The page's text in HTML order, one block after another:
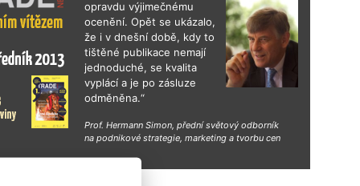
opravdu výjimečnému
ocenění. Opět se ukázalo,
že i v dnešní době, kdy to
tištěné publikace nemají
jednoduché, se kvalita
vyplácí a je po zásluze
odměněna.“
Prof. Hermann Simon, přední světový odborník
na podnikové strategie, marketing a tvorbu cen